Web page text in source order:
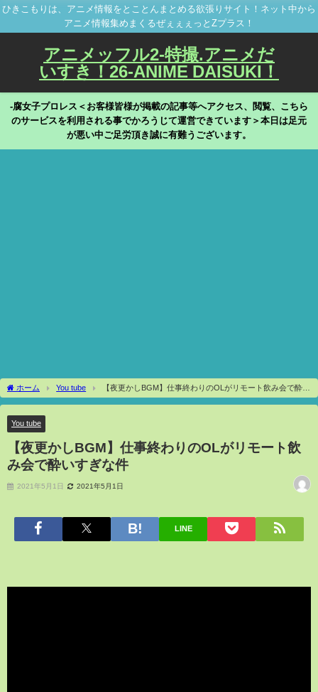
ひきこもりは、アニメ情報をとことんまとめる欲張りサイト！ネット中から
アニメ情報集めまくるぜぇぇぇっとZプラス！
アニメッフル2-特撮.アニメだ
いすき！26-ANIME DAISUKI！
-腐女子プロレス＜お客様皆様が掲載の記事等へアクセス、閲覧、こちら
のサービスを利用される事でかろうじて運営できています＞本日は足元
が悪い中ご足労頂き誠に有難うございます。
ホーム You tube
【夜更かしBGM】仕事終わりのOLがリモート飲み会で酔い
すぎな件
You tube
【夜更かしBGM】仕事終わりのOLがリモート飲
み会で酔いすぎな件
2021年5月1日 2021年5月1日
LINE